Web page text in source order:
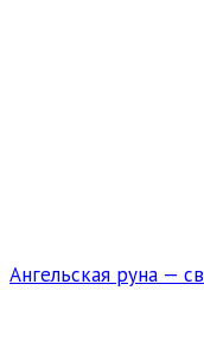
Ангельская руна —